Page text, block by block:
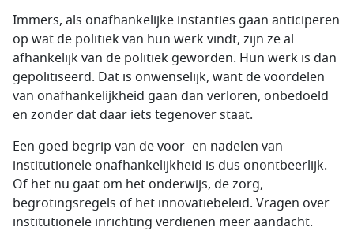
Immers, als onafhankelijke instanties gaan anticiperen
op wat de politiek van hun werk vindt, zijn ze al
afhankelijk van de politiek geworden. Hun werk is dan
gepolitiseerd. Dat is onwenselijk, want de voordelen
van onafhankelijkheid gaan dan verloren, onbedoeld
en zonder dat daar iets tegenover staat.
Een goed begrip van de voor- en nadelen van
institutionele onafhankelijkheid is dus onontbeerlijk.
Of het nu gaat om het onderwijs, de zorg,
begrotingsregels of het innovatiebeleid. Vragen over
institutionele inrichting verdienen meer aandacht.